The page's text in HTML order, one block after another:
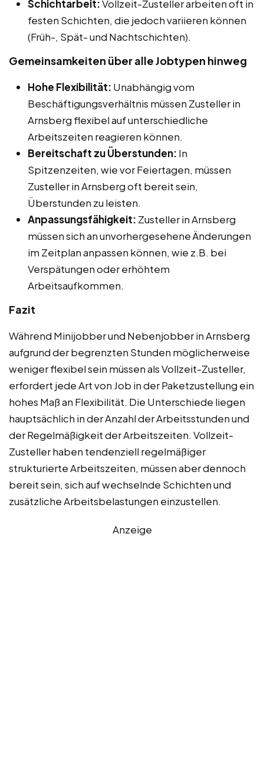
Schichtarbeit:Vollzeit-Zusteller arbeiten oft in
festen Schichten, die jedoch variieren können
(Früh-, Spät- und Nachtschichten).
Gemeinsamkeiten über alle Jobtypen hinweg
Hohe Flexibilität: Unabhängig vom
Beschäftigungsverhältnis müssen Zusteller in
Arnsberg flexibel auf unterschiedliche
Arbeitszeiten reagieren können.
Bereitschaft zu Überstunden: In
Spitzenzeiten, wie vor Feiertagen, müssen
Zusteller in Arnsberg oft bereit sein,
Überstunden zu leisten.
Anpassungsfähigkeit: Zusteller in Arnsberg
müssen sich an unvorhergesehene Änderungen
im Zeitplan anpassen können, wie z.B. bei
Verspätungen oder erhöhtem
Arbeitsaufkommen.
Fazit
Während Minijobber und Nebenjobber in Arnsberg
aufgrund der begrenzten Stunden möglicherweise
weniger flexibel sein müssen als Vollzeit-Zusteller,
erfordert jede Art von Job in der Paketzustellung ein
hohes Maß an Flexibilität. Die Unterschiede liegen
hauptsächlich in der Anzahl der Arbeitsstunden und
der Regelmäßigkeit der Arbeitszeiten. Vollzeit-
Zusteller haben tendenziell regelmäßiger
strukturierte Arbeitszeiten, müssen aber dennoch
bereit sein, sich auf wechselnde Schichten und
zusätzliche Arbeitsbelastungen einzustellen.
Anzeige